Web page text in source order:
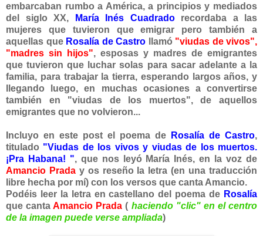
embarcaban rumbo a América, a principios y mediados
del siglo XX,
María Inés Cuadradorecordaba a las
mujeres que tuvieron que emigrar pero también a
aquellas que Rosalía de Castro llamó "viudas de vivos",
"madres sin hijos", esposas y madres de emigrantes
que tuvieron que luchar solas para sacar adelante a la
familia, para trabajar la tierra, esperando largos años, y
llegando luego, en muchas ocasiones a convertirse
también en "viudas de los muertos", de aquellos
emigrantes que no volvieron...
Incluyo en este post el poema de Rosalía de Castro,
titulado "Viudas de los vivos y viudas de los muertos.
¡Pra Habana! ", que nos leyó María Inés, en la voz de
Amancio Prada y os reseño la letra (en una traducción
libre hecha por mí) con los versos que canta Amancio.
Podéis leer la letra en castellano del poema de Rosalía
que cantaAmancio Prada ( haciendo "clic" en el centro
de la imagen puede verse ampliada)